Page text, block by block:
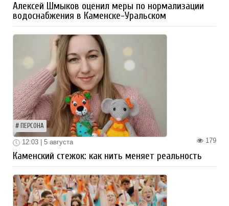
Алексей Шмыков оценил меры по нормализации
водоснабжения в Каменске-Уральском
ПЕРСОНА
179
12:03 | 5 августа
Каменский стежок: как нить меняет реальность